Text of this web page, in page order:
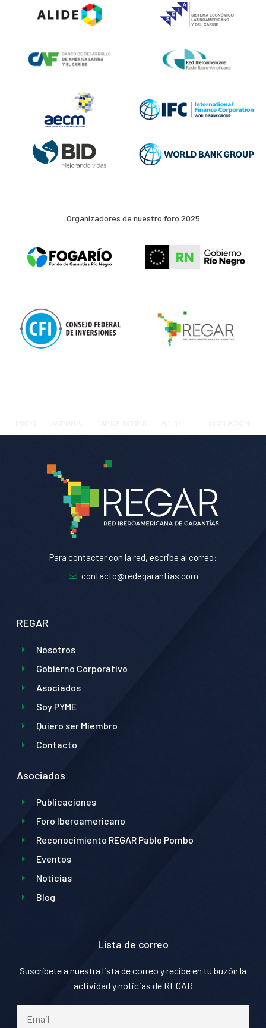
Organizadores de nuestro foro 2025
Para contactar con la red, escribe al correo:
contacto@redegarantias.com
REGAR
Nosotros
Gobierno Corporativo
Asociados
Soy PYME
Quiero ser Miembro
Contacto
Asociados
Publicaciones
Foro Iberoamericano
Reconocimiento REGAR Pablo Pombo
Eventos
Noticias
Blog
Lista de correo
Suscríbete a nuestra lista de correo y recibe en tu buzón la
actividad y noticias de REGAR